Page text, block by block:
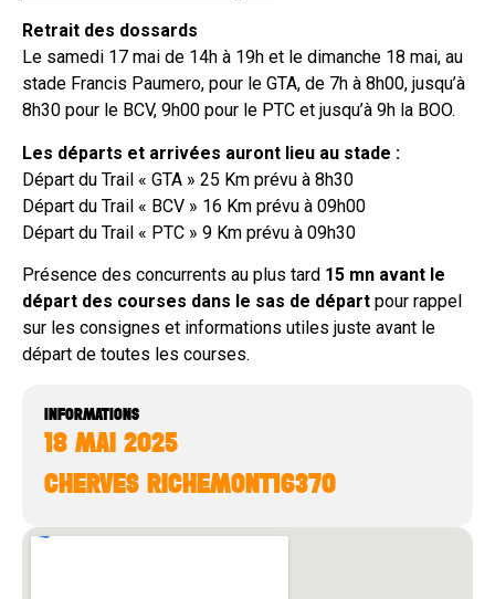
Retrait des dossards
Le samedi 17 mai de 14h à 19h et le dimanche 18 mai, au
stade Francis Paumero, pour le GTA, de 7h à 8h00, jusqu’à
8h30 pour le BCV, 9h00 pour le PTC et jusqu’à 9h la BOO.
Les départs et arrivées auront lieu au stade :
Départ du Trail « GTA » 25 Km prévu à 8h30
Départ du Trail « BCV » 16 Km prévu à 09h00
Départ du Trail « PTC » 9 Km prévu à 09h30
Présence des concurrents au plus tard 15 mn avant le
départ des courses dans le sas de départ pour rappel
sur les consignes et informations utiles juste avant le
départ de toutes les courses.
INFORMATIONS
18 MAI 2025
CHERVES RICHEMONT16370